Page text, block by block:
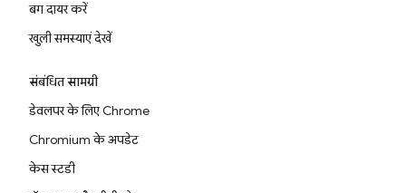
बग दायर करें
खुली समस्याएं देखें
संबंधित सामग्री
डेवलपर के लिए Chrome
Chromium के अपडेट
केस स्टडी